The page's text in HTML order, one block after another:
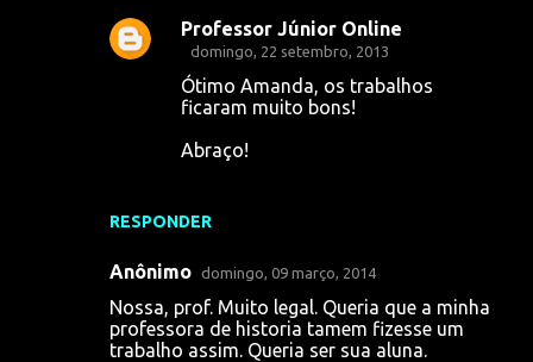
RESPONDER
Professor Júnior Online
domingo, 22 setembro, 2013
Ótimo Amanda, os trabalhos
ficaram muito bons!
Abraço!
Anônimo domingo, 09 março, 2014
Nossa, prof. Muito legal. Queria que a minha
professora de historia tamem fizesse um
trabalho assim. Queria ser sua aluna.